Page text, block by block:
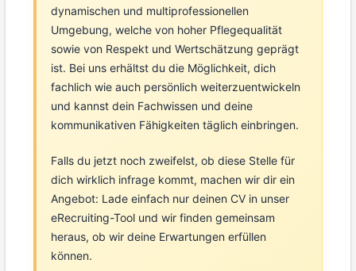
dynamischen und multiprofessionellen
Umgebung, welche von hoher Pflegequalität
sowie von Respekt und Wertschätzung geprägt
ist. Bei uns erhältst du die Möglichkeit, dich
fachlich wie auch persönlich weiterzuentwickeln
und kannst dein Fachwissen und deine
kommunikativen Fähigkeiten täglich einbringen.
Falls du jetzt noch zweifelst, ob diese Stelle für
dich wirklich infrage kommt, machen wir dir ein
Angebot: Lade einfach nur deinen CV in unser
eRecruiting-Tool und wir finden gemeinsam
heraus, ob wir deine Erwartungen erfüllen
können.